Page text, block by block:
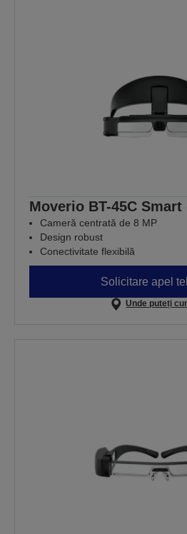
Moverio BT-45C
Cameră centrată de 8 MP
Design robust
Conectivitate flexibilă
Solicitare apel
Unde puteți